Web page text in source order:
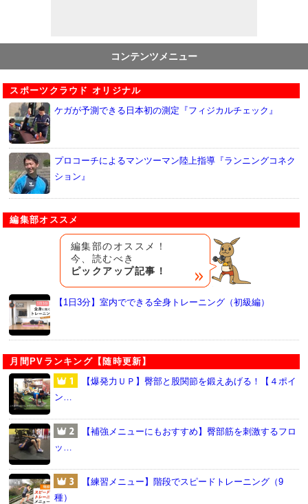
コンテンツメニュー
スポーツクラウド オリジナル
ケガが予測できる日本初の測定『フィジカルチェック』
プロコーチによるマンツーマン陸上指導『ランニングコネク
ション』
編集部オススメ
編集部のオススメ！
今、読むべき
ピックアップ記事！
【1日3分】室内でできる全身トレーニング（初級編）
月間PVランキング【随時更新】
【爆発力ＵＰ】臀部と股関節を鍛えあげる！【４ポイ
ン…
【補強メニューにもおすすめ】臀部筋を刺激するフロ
ッ…
【練習メニュー】階段でスピードトレーニング（9
種）